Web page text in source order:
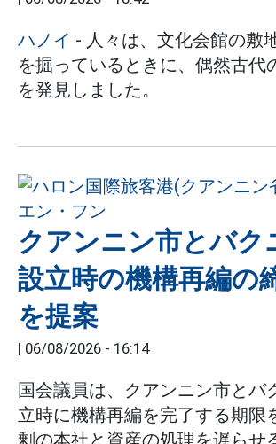
ハノイ - 人々は、文化会館の敷
を掘っているときに、偶然古代
を発見しました。
クアンニン市とバク
設立時の機構再編の
を提案
06/08/2026 - 16:14
国会議員は、クアンニン市とバ
立時に機構再編を完了する期限
剰の本社と資産の処理を遅らせ